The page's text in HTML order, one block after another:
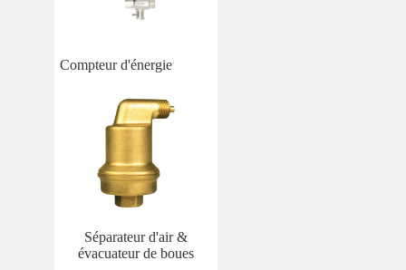
Compteur d'énergie
Séparateur d'air &
évacuateur de boues